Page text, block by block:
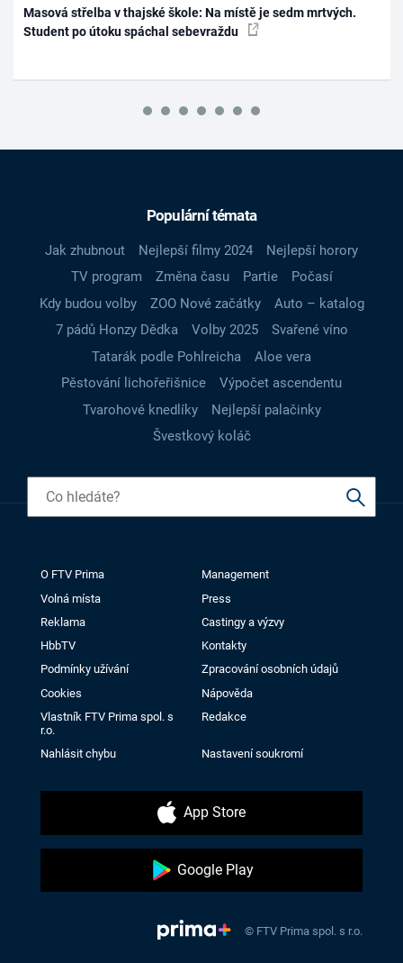
Masová střelba v thajské škole: Na místě je sedm mrtvých.
Student po útoku spáchal sebevraždu
Populární témata
Jak zhubnout Nejlepší filmy 2024
Nejlepší horory
TV program
Změna času Partie
Počasí
Kdy budou volby
ZOO Nové začátky
Auto – katalog
7 pádů Honzy Dědka
Volby 2025
Svařené víno
Tatarák podle Pohlreicha
Aloe vera
Pěstování lichořeřišnice
Výpočet ascendentu
Tvarohové knedlíky
Nejlepší palačinky
Švestkový koláč
O FTV Prima
Management
Volná místa
Press
Reklama
Castingy a výzvy
HbbTV
Kontakty
Podmínky užívání
Zpracování osobních údajů
Cookies
Nápověda
Vlastník FTV Prima spol. s
r.o.
Redakce
Nahlásit chybu Nastavení soukromí
App Store
Google Play
© FTV Prima spol. s r.o.